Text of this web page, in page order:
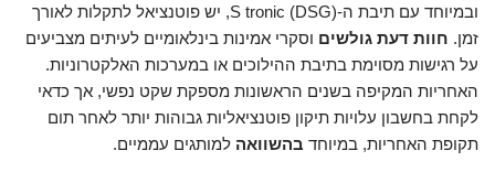
ובמיוחד עם תיבת ה-S tronic (DSG), יש פוטנציאל לתקלות לאורך
זמן. חוות דעת גולשים וסקרי אמינות בינלאומיים לעיתים מצביעים
על רגישות מסוימת בתיבת ההילוכים או במערכות האלקטרוניות.
האחריות המקיפה בשנים הראשונות מספקת שקט נפשי, אך כדאי
לקחת בחשבון עלויות תיקון פוטנציאליות גבוהות יותר לאחר תום
תקופת האחריות, במיוחד בהשוואה למותגים עממיים.